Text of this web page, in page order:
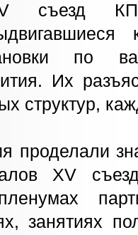
XV съезд
по
Их
структур,
проделали
XV
занятиях